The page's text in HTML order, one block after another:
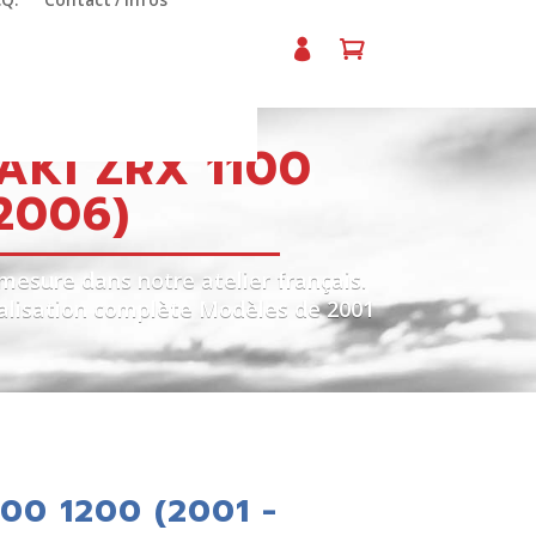
ZRX 1100
dans notre atelier français.
complète Modèles de 2001
1200 (2001 -